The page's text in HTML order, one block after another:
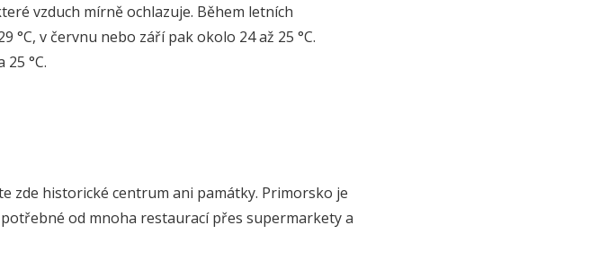
vzduch mírně ochlazuje. Během letních
v červnu nebo září pak okolo 24 až 25 °C.
°C.
zde historické centrum ani památky. Primorsko je
od mnoha restaurací přes supermarkety a